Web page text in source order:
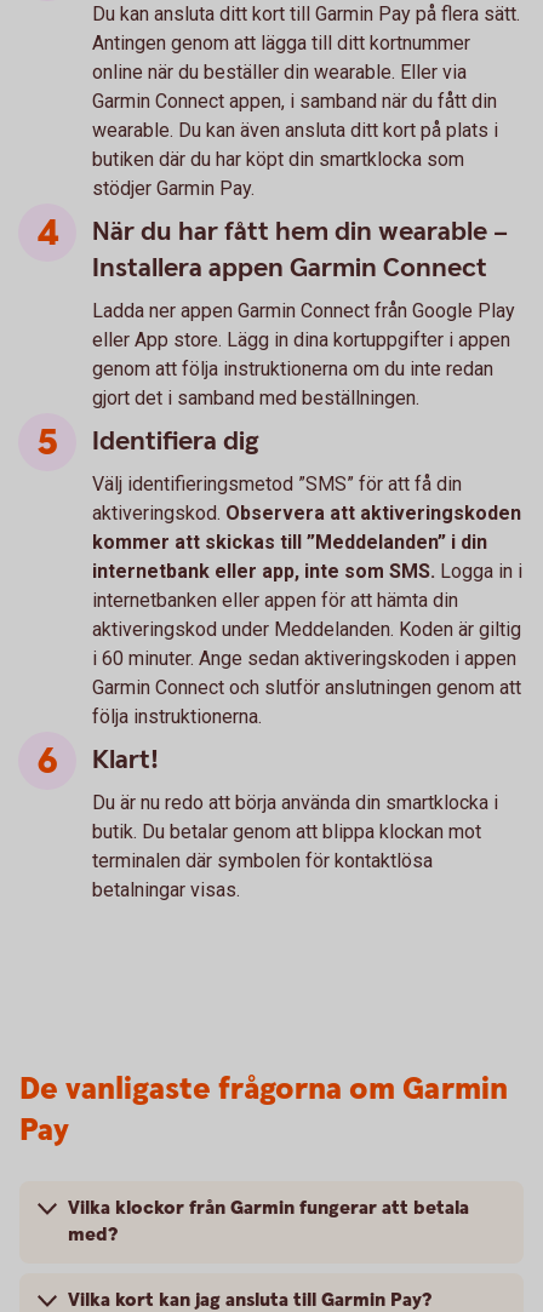
Du kan ansluta ditt kort till Garmin Pay på flera sätt.
Antingen genom att lägga till ditt kortnummer
online när du beställer din wearable. Eller via
Garmin Connect appen, i samband när du fått din
wearable. Du kan även ansluta ditt kort på plats i
butiken där du har köpt din smartklocka som
stödjer Garmin Pay.
När du har fått hem din wearable –
Installera appen Garmin Connect
Ladda ner appen Garmin Connect från Google Play
eller App store. Lägg in dina kortuppgifter i appen
genom att följa instruktionerna om du inte redan
gjort det i samband med beställningen.
Identifiera dig
Välj identifieringsmetod ”SMS” för att få din
aktiveringskod. Observera att aktiveringskoden
kommer att skickas till ”Meddelanden” i din
internetbank eller app, inte som SMS. Logga in i
internetbanken eller appen för att hämta din
aktiveringskod under Meddelanden. Koden är giltig
i 60 minuter. Ange sedan aktiveringskoden i appen
Garmin Connect och slutför anslutningen genom att
följa instruktionerna.
Klart!
Du är nu redo att börja använda din smartklocka i
butik. Du betalar genom att blippa klockan mot
terminalen där symbolen för kontaktlösa
betalningar visas.
De vanligaste frågorna om Garmin
Pay
Vilka klockor från Garmin fungerar att betala
med?
Vilka kort kan jag ansluta till Garmin Pay?